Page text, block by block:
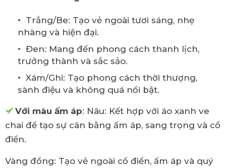
Trắng/Be: Tạo vẻ ngoài tươi sáng, nhẹ
nhàng và hiện đại.
Đen: Mang đến phong cách thanh lịch,
trưởng thành và sắc sảo.
Xám/Ghi: Tạo phong cách thời thượng,
sành điệu và không quá nổi bật.
Với màu ấm áp: Nâu: Kết hợp với áo xanh ve
chai để tạo sự cân bằng ấm áp, sang trọng và cổ
điển.
Vàng đồng: Tạo vẻ ngoài cổ điển, ấm áp và quý